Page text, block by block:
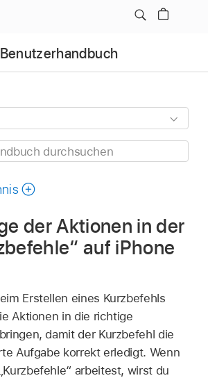
der Aktionen in der
auf iPhone
Erstellen eines Kurzbefehls
Aktionen in die richtige
damit der Kurzbefehl die
Aufgabe korrekt erledigt. Wenn
arbeitest, wirst du